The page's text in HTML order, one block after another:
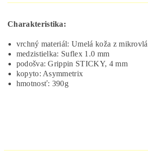
Charakteristika:
vrchný materiál: Umelá koža z
medzistielka: Suflex 1.0 mm
podošva: Grippin STICKY, 4 mm
kopyto: Asymmetrix
hmotnosť: 390g